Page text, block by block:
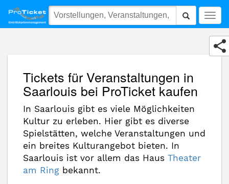
(10137) Saarlouis
Tickets für Veranstaltungen in
Saarlouis bei ProTicket kaufen
In Saarlouis gibt es viele Möglichkeiten
Kultur zu erleben. Hier gibt es diverse
Spielstätten, welche Veranstaltungen und
ein breites Kulturangebot bieten. In
Saarlouis ist vor allem das Haus Theater
am Ring bekannt.